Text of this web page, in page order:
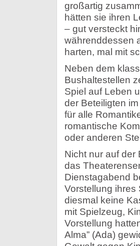
großartig
hätten sie ihren
– gut versteckt
währenddessen
harten, mal mit
Neben dem
Bushaltestellen
Spiel auf Leben
der Beteiligten
für alle
romantische
oder anderen
Nicht nur auf der
das
Dienstagabend
Vorstellung ihres
diesmal keine
mit Spielzeug,
Vorstellung
Alma” (Ada)